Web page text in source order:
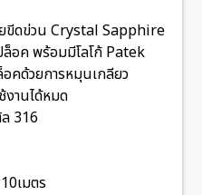
ขีดข่วน Crystal Sapphire
อค พร้อมมีโลโก้ Patek
คด้วยการหมุนเกลียว
านได้หมด
316
เมตร